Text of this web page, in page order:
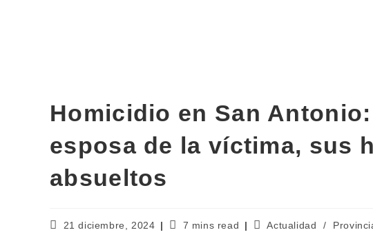
Homicidio en San
esposa de la víctima, sus
absueltos
21 diciembre, 2024 7 mins read Actualidad /